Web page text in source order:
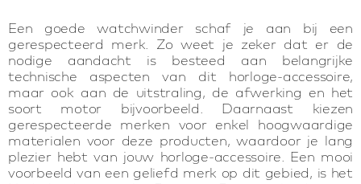
Een goede watchwinder schaf je aan bij een
gerespecteerd merk. Zo weet je zeker dat er de
nodige aandacht is besteed aan belangrijke
technische aspecten van dit horloge-accessoire,
maar ook aan de uitstraling, de afwerking en het
soort motor bijvoorbeeld. Daarnaast kiezen
gerespecteerde merken voor enkel hoogwaardige
materialen voor deze producten, waardoor je lang
plezier hebt van jouw horloge-accessoire. Een mooi
voorbeeld van een geliefd merk op dit gebied, is het